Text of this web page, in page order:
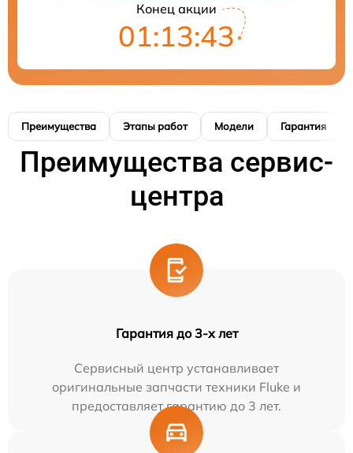
Конец акции
01:13:42
Преимущества Этапы работ Модели Гарантия
Преимущества сервис-
центра
Гарантия до 3-х лет
Сервисный центр устанавливает
оригинальные запчасти техники Fluke и
предоставляет гарантию до 3 лет.